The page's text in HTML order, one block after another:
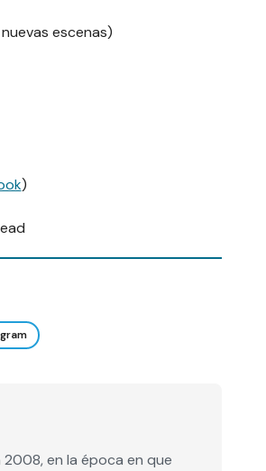
nuevas escenas)
)
en la época en que